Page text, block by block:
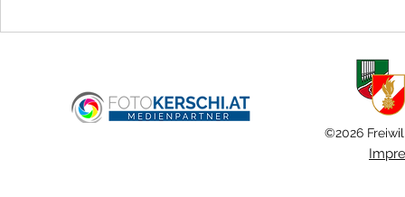
Dringende Türöffnung im Stadtteil
©2026